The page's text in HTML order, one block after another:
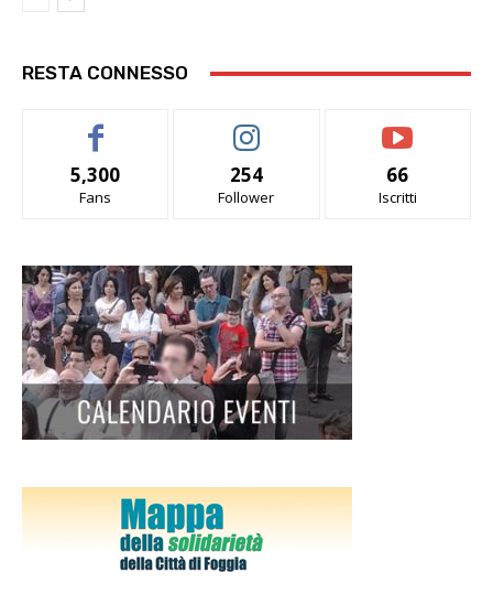
RESTA CONNESSO
5,300
Fans
254
Follower
66
Iscritti